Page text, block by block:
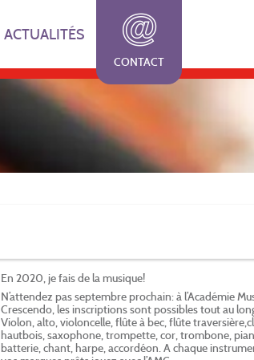
ACTUALITÉS
CONTACT
En 2020, je fais de la musique!
N’attendez pas septembre prochain: à l’Académie
Crescendo, les inscriptions sont possibles tout au
Violon, alto, violoncelle, flûte à bec, flûte
hautbois, saxophone, trompette, cor, trombone,
batterie, chant, harpe, accordéon. A chaque